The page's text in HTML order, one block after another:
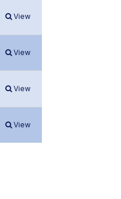
View
View
View
View